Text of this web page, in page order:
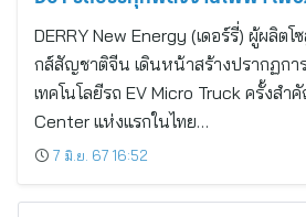
DERRY New Energy (เดอร์รี่) ผู้ผลิต
กส์สัญชาติจีน เดินหน้าสร้างปรากฏก
เทคโนโลยีรถ EV Micro Truck ครั้งสำ
Center แห่งแรกในไทย…
7 มิ.ย. 67 16:52